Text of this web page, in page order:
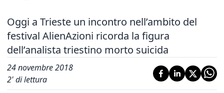
Oggi a Trieste un incontro nell’ambito del
festival AlienAzioni ricorda la figura
dell’analista triestino morto suicida
24 novembre 2018
2' di lettura